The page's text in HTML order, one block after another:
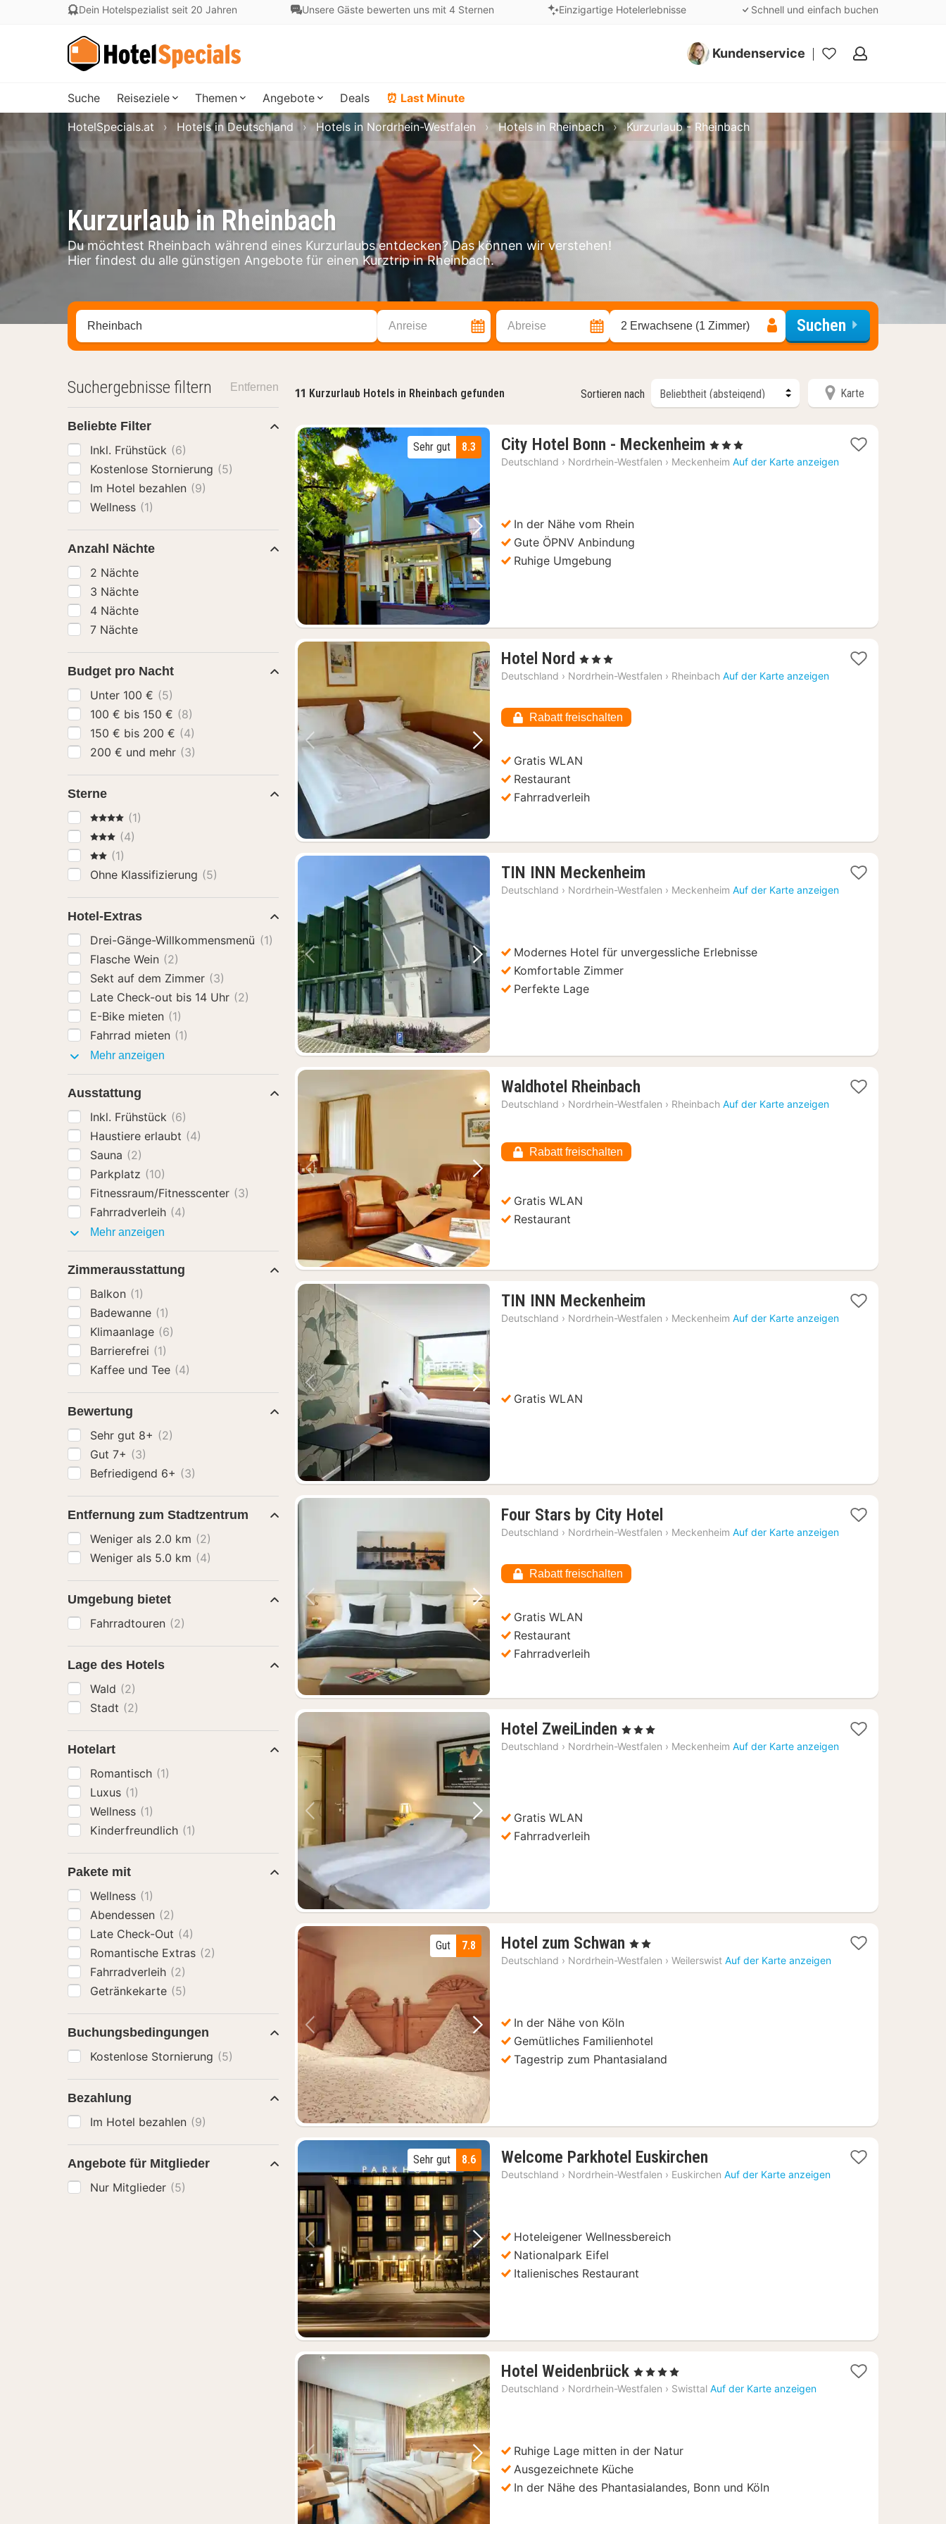
Dein Hotelspezialist seit 20 Jahren Unsere Gäste bewerten uns mit 4 Sternen Einzigartige Hotelerlebnisse Schnell und einfach buchen
Kundenservice
Meine
Suche Reiseziele Themen Angebote Deals ⏰ Last Minute
Kurzurlaub in Rheinbach
Du möchtest Rheinbach während eines Kurzurlaubs entdecken? Das können wir verstehen!
Hier findest du alle günstigen Angebote für einen Kurztrip in Rheinbach.
HotelSpecials.at Hotels in Deutschland Hotels in Nordrhein-Westfalen Hotels in Rheinbach Kurzurlaub - Rheinbach
Stadt, Region oder Hotel suchen Anreise Abreise 2 Erwachsene (1 Zimmer) Suchen
11 Kurzurlaub Hotels in Rheinbach gefunden Sortieren nach Karte
Vorheriges Bild Nächstes Bild
8.3
Sehr gut City Hotel Bonn - Meckenheim 1
Nacht
, 3 Sterne
Deutschland › Nordrhein-Westfalen › Meckenheim Auf der Karte anzeigen
In der Nähe vom Rhein
Gute ÖPNV Anbindung
Ruhige Umgebung
Vorheriges Bild Nächstes Bild
Hotel Nord 1
Nacht
78,23
€
, 3 Sterne
Deutschland › Nordrhein-Westfalen › Rheinbach Auf der Karte anzeigen
Rabatt freischalten
Gratis WLAN
Restaurant
Fahrradverleih
Vorheriges Bild Nächstes Bild
TIN INN Meckenheim
Nacht
Deutschland › Nordrhein-Westfalen › Meckenheim Auf der Karte anzeigen
Modernes Hotel für unvergessliche Erlebnisse
Komfortable Zimmer
Perfekte Lage
Vorheriges Bild Nächstes Bild
Waldhotel Rheinbach
Nacht
Deutschland › Nordrhein-Westfalen › Rheinbach Auf der Karte anzeigen
Rabatt freischalten
Gratis WLAN
Restaurant
Vorheriges Bild Nächstes Bild
TIN INN Meckenheim
Nacht
Deutschland › Nordrhein-Westfalen › Meckenheim Auf der Karte anzeigen
Gratis WLAN
Vorheriges Bild Nächstes Bild
Four Stars by City Hotel
Nacht
Deutschland › Nordrhein-Westfalen › Meckenheim Auf der Karte anzeigen
Rabatt freischalten
Gratis WLAN
Restaurant
Fahrradverleih
Vorheriges Bild Nächstes Bild
Hotel ZweiLinden 1
Nacht
, 3 Sterne
Deutschland › Nordrhein-Westfalen › Meckenheim Auf der Karte anzeigen
Gratis WLAN
Fahrradverleih
Vorheriges Bild Nächstes Bild
7.8
Gut Hotel zum Schwan 1
Nacht
, 2 Sterne
Deutschland › Nordrhein-Westfalen › Weilerswist Auf der Karte anzeigen
In der Nähe von Köln
Gemütliches Familienhotel
Tagestrip zum Phantasialand
Vorheriges Bild Nächstes Bild
8.6
Sehr gut Welcome Parkhotel Euskirchen
Nächte
Deutschland › Nordrhein-Westfalen › Euskirchen Auf der Karte anzeigen
Hoteleigener Wellnessbereich
Nationalpark Eifel
Italienisches Restaurant
Vorheriges Bild Nächstes Bild
Hotel Weidenbrück 1
Nacht
, 4 Sterne
Deutschland › Nordrhein-Westfalen › Swisttal Auf der Karte anzeigen
Ruhige Lage mitten in der Natur
Ausgezeichnete Küche
In der Nähe des Phantasialandes, Bonn und Köln
Suchergebnisse filtern Entfernen
Beliebte Filter
Inkl. Frühstück (6)
Kostenlose Stornierung (5)
Im Hotel bezahlen (9)
Wellness (1)
Anzahl Nächte
2 Nächte
3 Nächte
4 Nächte
7 Nächte
Budget pro Nacht
Unter 100 € (5)
100 € bis 150 € (8)
150 € bis 200 € (4)
200 € und mehr (3)
Sterne
4 Sterne(1)
3 Sterne
(4)
2 Sterne
(1)
Ohne Klassifizierung (5)
Hotel-Extras
Drei-Gänge-Willkommensmenü (1)
Flasche Wein (2)
Sekt auf dem Zimmer (3)
Late Check-out bis 14 Uhr (2)
E-Bike mieten (1)
Fahrrad mieten (1)
Mehr anzeigen
Ausstattung
Inkl. Frühstück (6)
Haustiere erlaubt (4)
Sauna (2)
Parkplatz (10)
Fitnessraum/Fitnesscenter (3)
Fahrradverleih (4)
Mehr anzeigen
Zimmerausstattung
Balkon (1)
Badewanne (1)
Klimaanlage (6)
Barrierefrei (1)
Kaffee und Tee (4)
Bewertung
Sehr gut 8+ (2)
Gut 7+ (3)
Befriedigend 6+ (3)
Entfernung zum Stadtzentrum
Weniger als 2.0 km (2)
Weniger als 5.0 km (4)
Umgebung bietet
Fahrradtouren (2)
Lage des Hotels
Wald (2)
Stadt (2)
Hotelart
Romantisch (1)
Luxus (1)
Wellness (1)
Kinderfreundlich (1)
Pakete mit
Wellness (1)
Abendessen (2)
Late Check-Out (4)
Romantische Extras (2)
Fahrradverleih (2)
Getränkekarte (5)
Buchungsbedingungen
Kostenlose Stornierung (5)
Bezahlung
Im Hotel bezahlen (9)
Angebote für Mitglieder
Nur Mitglieder (5)